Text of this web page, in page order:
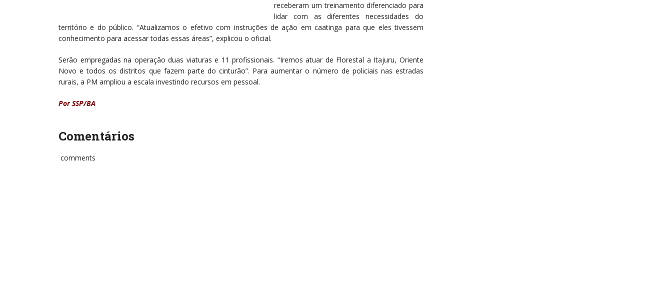
receberam um treinamento diferenciado para
lidar com as diferentes necessidades do
território e do público. “Atualizamos o efetivo com instruções de ação em caatinga para que eles tivessem
conhecimento para acessar todas essas áreas”, explicou o oficial.
Serão empregadas na operação duas viaturas e 11 profissionais. “Iremos atuar de Florestal a Itajuru, Oriente
Novo e todos os distritos que fazem parte do cinturão”. Para aumentar o número de policiais nas estradas
rurais, a PM ampliou a escala investindo recursos em pessoal.
Por SSP/BA
Comentários
comments